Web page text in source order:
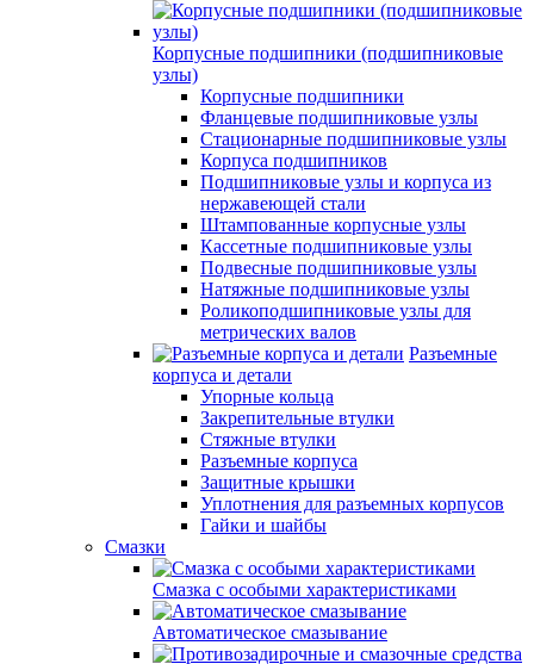
Корпусные подшипники (подшипниковые
узлы)
Корпусные подшипники
Фланцевые подшипниковые узлы
Стационарные подшипниковые узлы
Корпуса подшипников
Подшипниковые узлы и корпуса из
нержавеющей стали
Штампованные корпусные узлы
Кассетные подшипниковые узлы
Подвесные подшипниковые узлы
Натяжные подшипниковые узлы
Роликоподшипниковые узлы для
метрических валов
Разъемные
корпуса и детали
Упорные кольца
Закрепительные втулки
Стяжные втулки
Разъемные корпуса
Защитные крышки
Уплотнения для разъемных корпусов
Гайки и шайбы
Смазки
Смазка с особыми характеристиками
Автоматическое смазывание